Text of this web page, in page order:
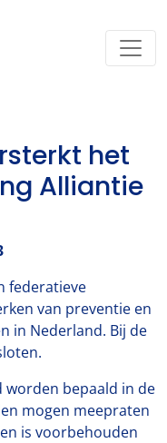
het
Alliantie
federatieve
van preventie en
in Nederland. Bij de
worden bepaald in de
mogen meepraten
is voorbehouden